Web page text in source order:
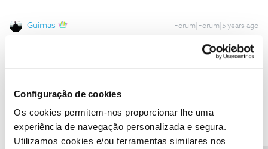
Configuração de cookies
Os cookies permitem-nos proporcionar lhe uma
experiência de navegação personalizada e segura.
Utilizamos cookies e/ou ferramentas similares nos
Guimas Forum|Forum|5 years ago
Hmmm talvez. Mas não vamos reclamar. Não têm obrigação e já
Ana P. Forum|Forum|5 years ago